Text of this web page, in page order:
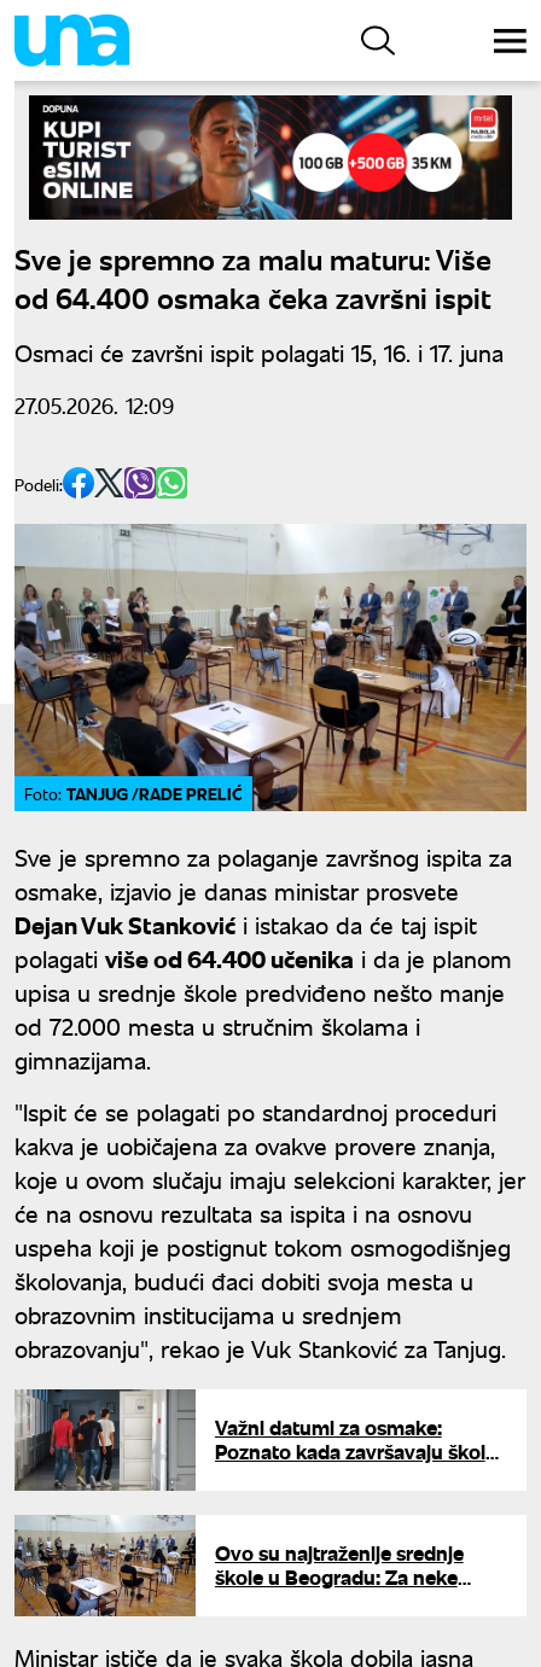
Sve je spremno za malu maturu: Više
od 64.400 osmaka čeka završni ispit
Osmaci će završni ispit polagati 15, 16. i 17. juna
27.05.2026. 12:09
Podeli:
Foto: TANJUG /RADE PRELIĆ
Sve je spremno za polaganje završnog ispita za
osmake, izjavio je danas ministar prosvete
Dejan Vuk Stanković i istakao da će taj ispit
polagati više od 64.400 učenika i da je planom
upisa u srednje škole predviđeno nešto manje
od 72.000 mesta u stručnim školama i
gimnazijama.
"Ispit će se polagati po standardnoj proceduri
kakva je uobičajena za ovakve provere znanja,
koje u ovom slučaju imaju selekcioni karakter, jer
će na osnovu rezultata sa ispita i na osnovu
uspeha koji je postignut tokom osmogodišnjeg
školovanja, budući đaci dobiti svoja mesta u
obrazovnim institucijama u srednjem
obrazovanju", rekao je Vuk Stanković za Tanjug.
Važni datumi za osmake:
Poznato kada završavaju školu i
Ovo su najtraženije srednje
škole u Beogradu: Za neke
Ministar ističe da je svaka škola dobila jasna